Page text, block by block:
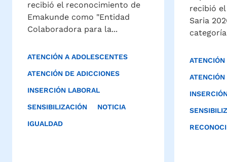
recibió el reconocimiento de
Emakunde como "Entidad
Colaboradora para la...
ATENCIÓN A ADOLESCENTES
ATENCIÓN DE ADICCIONES
INSERCIÓN LABORAL
SENSIBILIZACIÓN NOTICIA
IGUALDAD
recibió
Saria